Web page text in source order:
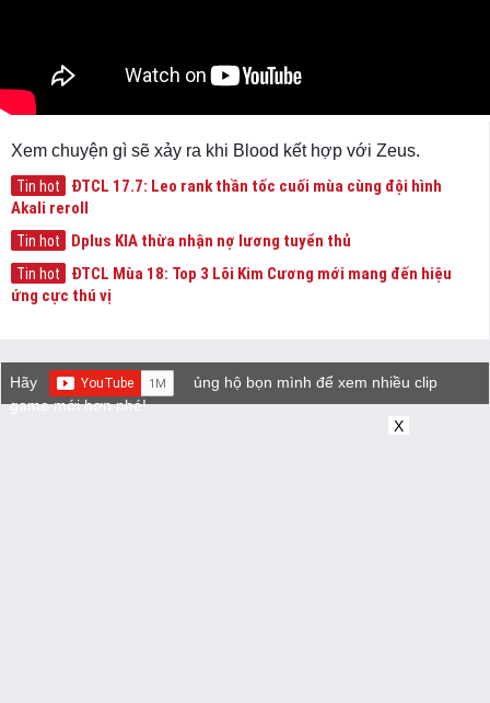
Xem chuyện gì sẽ xảy ra khi Blood kết hợp với Zeus.
Tin hot
ĐTCL 17.7: Leo rank thần tốc cuối mùa cùng đội hình
Akali reroll
Tin hot Dplus KIA thừa nhận nợ lương tuyển thủ
Tin hot
ĐTCL Mùa 18: Top 3 Lõi Kim Cương mới mang đến hiệu
ứng cực thú vị
Hãy
ủng hộ bọn mình để xem nhiều clip
game mới hơn nhé!
X